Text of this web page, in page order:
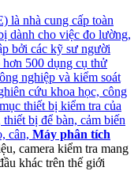
là nhà cung cấp toàn
dành cho việc đo lường,
bởi các kỹ sư người
500 dụng cụ thử
nghiệp và kiểm soát
cứu khoa học, công
thiết bị kiểm tra của
bị để bàn, cảm biến
cân, Máy phân tích
camera kiểm tra mang
khác trên thế giới